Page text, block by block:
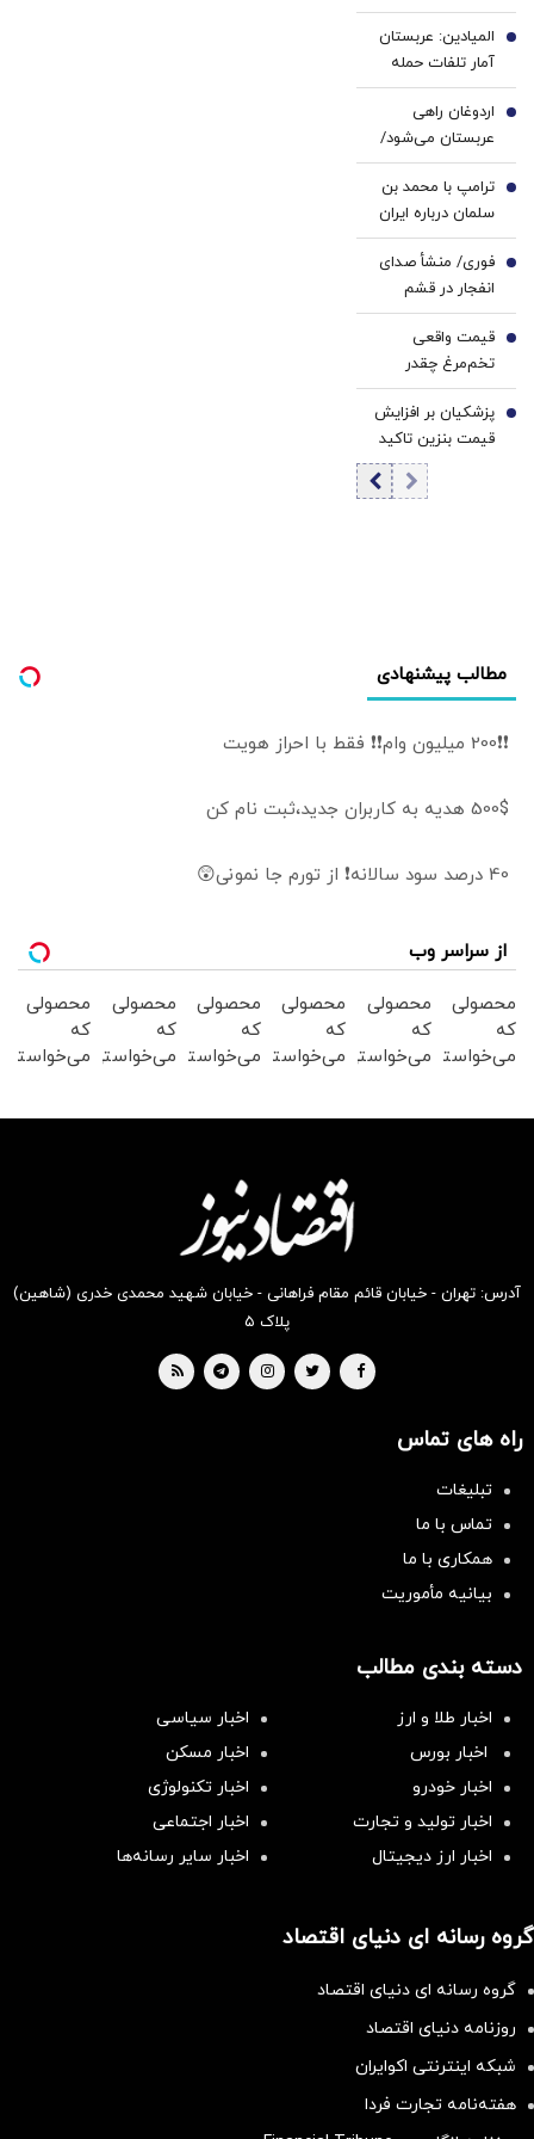
خرید40%تخفیف
محاصره و تشدید
تنش، مقابله به
مثل می‌کنیم
المیادین: عربستان
آمار تلفات حمله
انصارالله را محرمانه
کرد
2
اردوغان راهی
عربستان می‌شود/
دیدار با محمد
بن‌سلمان در ریاض
3
ترامپ با محمد بن
سلمان درباره ایران
گفت‌وگو می‌کند/
جزئیات تماس
تلفنی
4
فوری/ منشأ صدای
انفجار در قشم
مشخص شد/ مقابه
با اهداف دشمن در
ورودی تنگه هرمز
5
قیمت واقعی
تخم‌مرغ چقدر
است؟/ مصرف
روزانه ۳ هزار و ۳۰۰
تن تخم مرغ در
6
پزشکیان بر افزایش
قیمت بنزین تاکید
7
مطالب پیشنهادی
❗❗200 میلیون وام❗❗ فقط با احراز هویت
500$ هدیه به کاربران جدید،ثبت نام کن
40 درصد سود سالانه❗ از تورم جا نمونی😲
از سراسر وب
محصولی
که
می‌خواستی
محصولی
که
می‌خواستی
محصولی
که
می‌خواستی
بخر !
محصولی
که
می‌خواستی
بخر !
محصولی
که
می‌خواستی
محصولی
که
می‌خواستی
آدرس: تهران - خیابان قائم مقام فراهانی - خیابان شهید محمدی خدری (شاهین)
پلاک ۵
راه های تماس
تبلیغات
تماس با ما
همکاری با ما
بیانیه مأموریت
دسته بندی مطالب
اخبار طلا و ارز
اخبار سیاسی
اخبار بورس
اخبار مسکن
اخبار خودرو
اخبار تکنولوژی
اخبار تولید و تجارت
اخبار اجتماعی
اخبار ارز دیجیتال
اخبار سایر رسانه‌‌ها
گروه رسانه ای دنیای اقتصاد
گروه رسانه ای دنیای اقتصاد
روزنامه دنیای اقتصاد
شبکه اینترنتی اکوایران
هفته‌نامه تجارت فردا